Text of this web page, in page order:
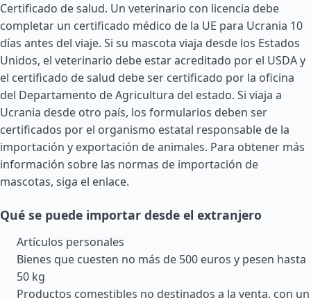
Certificado de salud. Un veterinario con licencia debe
completar un certificado médico de la UE para Ucrania 10
días antes del viaje. Si su mascota viaja desde los Estados
Unidos, el veterinario debe estar acreditado por el USDA y
el certificado de salud debe ser certificado por la oficina
del Departamento de Agricultura del estado. Si viaja a
Ucrania desde otro país, los formularios deben ser
certificados por el organismo estatal responsable de la
importación y exportación de animales. Para obtener más
información sobre las normas de importación de
mascotas, siga el enlace.
Qué se puede importar desde el extranjero
Artículos personales
Bienes que cuesten no más de 500 euros y pesen hasta
50 kg
Productos comestibles no destinados a la venta, con un